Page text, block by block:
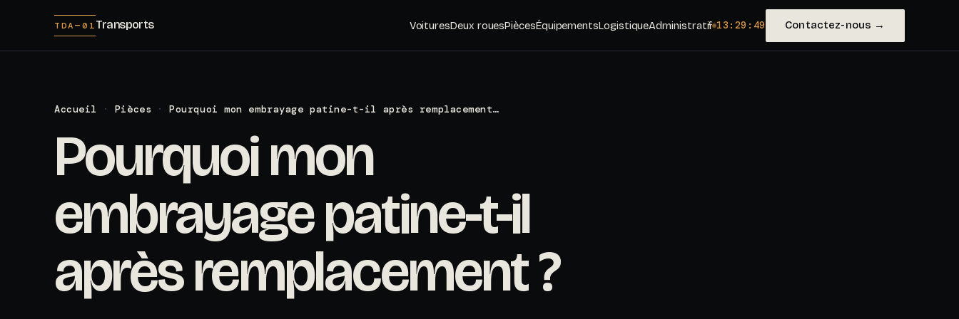
TDA—01Transports VoituresDeux rouesPiècesÉquipementsLogistiqueAdministratif 13:29:50 Contactez-nous →
Accueil · Pièces · Pourquoi mon embrayage patine-t-il après remplacement…
Pourquoi mon
embrayage patine-t-il
après remplacement ?